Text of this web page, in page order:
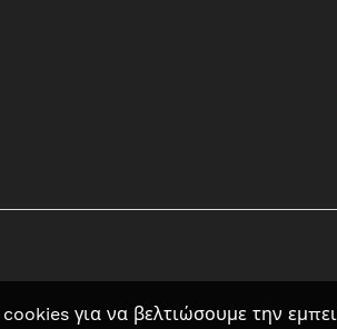
για να βελτιώσουμε την